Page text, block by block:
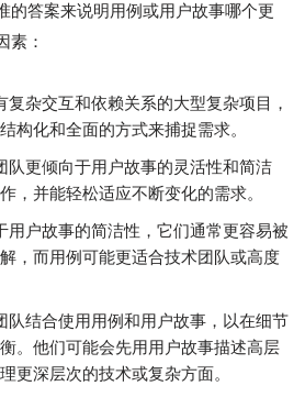
的答案来说明用例或用户故事哪个更
素：
复杂交互和依赖关系的大型复杂项目，
构化和全面的方式来捕捉需求。
队更倾向于用户故事的灵活性和简洁
，并能轻松适应不断变化的需求。
用户故事的简洁性，它们通常更容易被
，而用例可能更适合技术团队或高度
队结合使用用例和用户故事，以在细节
。他们可能会先用用户故事描述高层
更深层次的技术或复杂方面。